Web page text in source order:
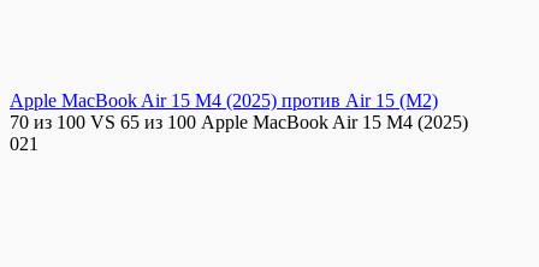
Apple MacBook Air 15 M4 (2025) против Air 15 (M2)
70 из 100 VS 65 из 100 Apple MacBook Air 15 M4 (2025)
021